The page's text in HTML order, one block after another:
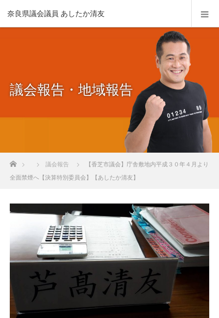
奈良県議会議員 あしたか清友
議会報告・地域報告
議会報告
【香芝市議会】庁舎敷地内平成３０年４月より
全面禁煙へ【決算特別委員会】【あしたか清友】